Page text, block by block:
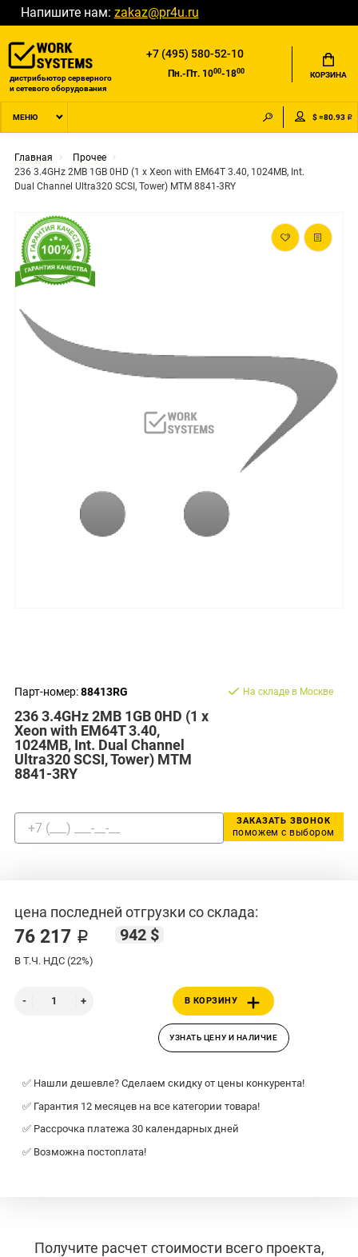
Напишите нам: zakaz@pr4u.ru
дистрибьютор серверного
и сетевого оборудования
+7 (495) 580-52-10
Пн.-Пт. 1000-1800 КОРЗИНА
МЕНЮ $ =80.93 ₽
Главная
Прочее
236 3.4GHz 2MB 1GB 0HD (1 x Xeon with EM64T 3.40, 1024MB, Int.
Dual Channel Ultra320 SCSI, Tower) MTM 8841-3RY
Парт-номер:88413RG
236 3.4GHz 2MB 1GB 0HD (1 x
Xeon with EM64T 3.40,
1024MB, Int. Dual Channel
Ultra320 SCSI, Tower) MTM
8841-3RY
На складе в Москве
ЗАКАЗАТЬ ЗВОНОК
поможем с выбором
цена последней отгрузки со склада:
76 217 ₽ 942 $
В Т.Ч. НДС (22%)
В КОРЗИНУ
УЗНАТЬ ЦЕНУ И НАЛИЧИЕ
✅ Нашли дешевле? Сделаем скидку от цены конкурента!
✅ Гарантия 12 месяцев на все категории товара!
✅ Рассрочка платежа 30 календарных дней
✅ Возможна постоплата!
Получите расчет стоимости всего проекта,